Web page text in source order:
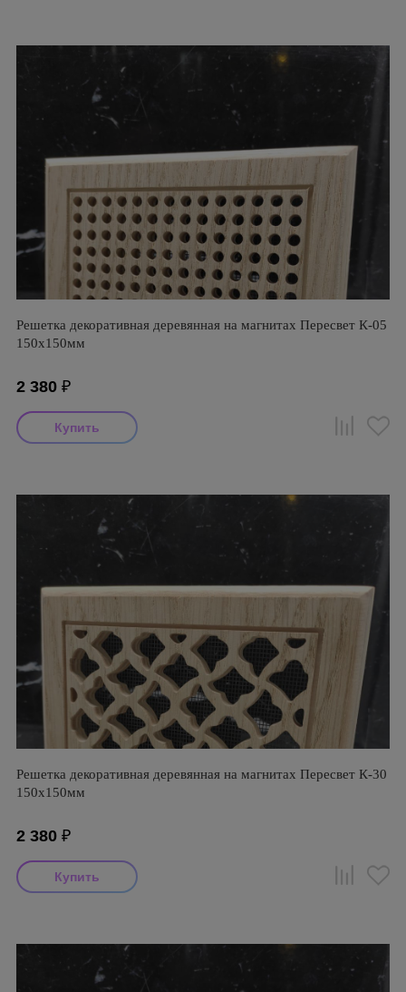
Решетка декоративная деревянная на магнитах Пересвет К-05
150х150мм
2 380 ₽
Решетка декоративная деревянная на магнитах Пересвет К-30
150х150мм
2 380 ₽